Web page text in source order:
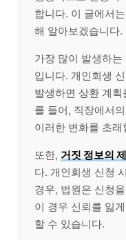
합니다. 이 글에서
해 알아보겠습니다.
가장 많이 발생하
입니다. 개인회생
발생하면 상환 계
를 들어, 직장에서
이러한 변화를 초
또한, 거짓 정보의
다. 개인회생 신청
경우, 법원은 신청
이 경우 신뢰를 잃
할 수 있습니다.